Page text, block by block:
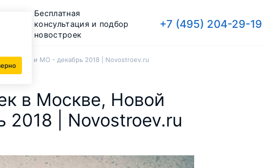
Бесплатная
консультация и подбор
новостроек
+7 (495) 204-29-19
Москве и МО - декабрь 2018 | Novostroev.ru
в Москве, Новой
| Novostroev.ru